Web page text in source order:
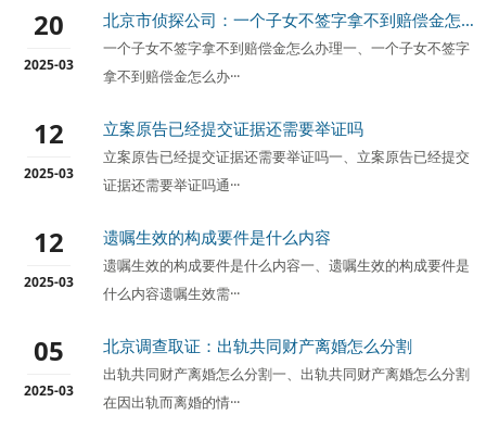
20
2025-03
北京市侦探公司：一个子女不签字拿不到赔偿金怎么办理
一个子女不签字拿不到赔偿金怎么办理一、一个子女不签字
拿不到赔偿金怎么办···
12
2025-03
立案原告已经提交证据还需要举证吗
立案原告已经提交证据还需要举证吗一、立案原告已经提交
证据还需要举证吗通···
12
2025-03
遗嘱生效的构成要件是什么内容
遗嘱生效的构成要件是什么内容一、遗嘱生效的构成要件是
什么内容遗嘱生效需···
05
2025-03
北京调查取证：出轨共同财产离婚怎么分割
出轨共同财产离婚怎么分割一、出轨共同财产离婚怎么分割
在因出轨而离婚的情···